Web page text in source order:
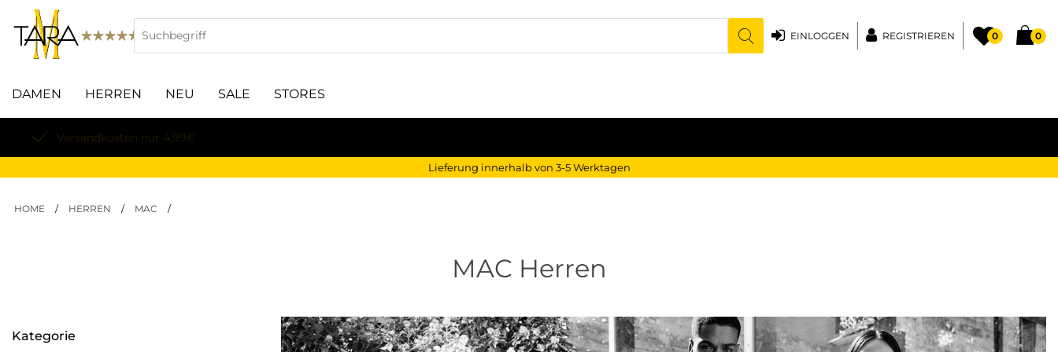
0 0
REGISTRIEREN
EINLOGGEN
DAMEN HERREN NEU SALE STORES
Lieferung innerhalb von 3-5 Werktagen
Lieferung innerhalb von 3-5 Werktagen
HOME / HERREN / MAC /
MAC Herren
Kategorie